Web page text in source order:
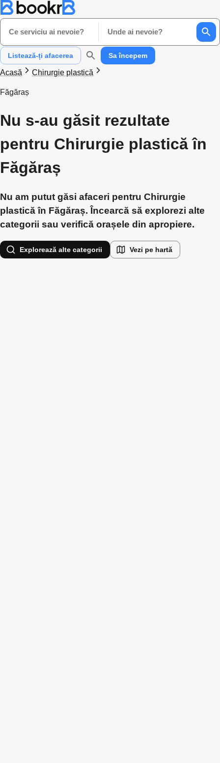
Ce serviciu ai nevoie? Unde ai nevoie?
Listează-ți afacerea Sa începem
Acasă Chirurgie plastică
Făgăraș
Nu s-au găsit rezultate
pentru Chirurgie plastică în
Făgăraș
Nu am putut găsi afaceri pentru Chirurgie
plastică în Făgăraș. Încearcă să explorezi alte
categorii sau verifică orașele din apropiere.
Explorează alte categorii Vezi pe hartă